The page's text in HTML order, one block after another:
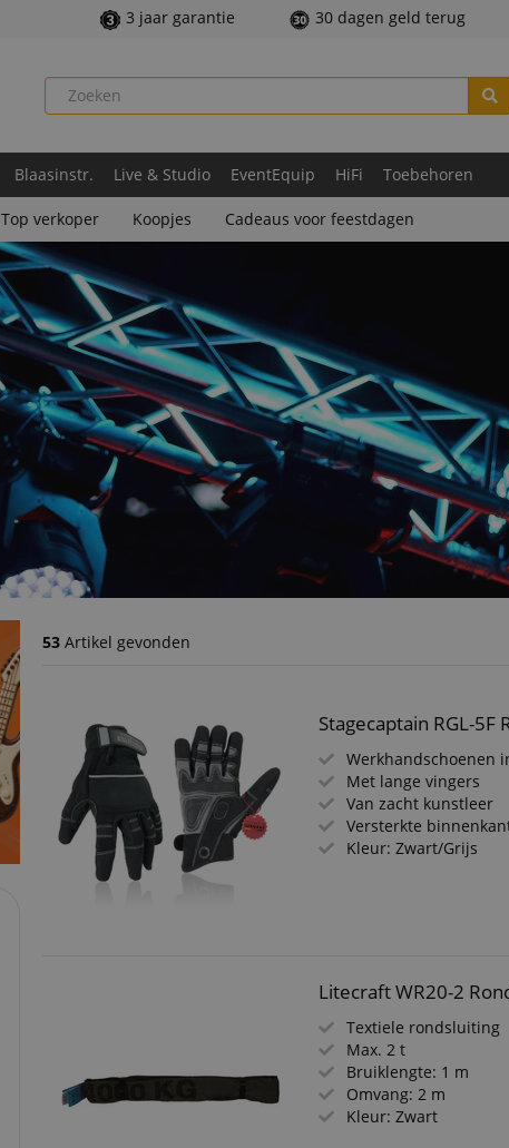
3 jaar garantie 30 dagen geld terug
Blaasinstr. Live & Studio EventEquip HiFi Toebehoren
Top verkoper Koopjes Cadeaus voor feestdagen
53 Artikel gevonden
Stagecaptain RGL-5F
Werkhandschoenen
Met lange vingers
Van zacht kunstleer
Versterkte
Kleur: Zwart/Grijs
Litecraft WR20-2
Textiele rondsluiting
Max. 2 t
Bruiklengte: 1 m
Omvang: 2 m
Kleur: Zwart